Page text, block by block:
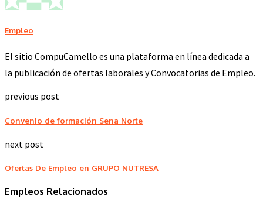
Empleo
El sitio CompuCamello es una plataforma en línea dedicada a
la publicación de ofertas laborales y Convocatorias de Empleo.
previous post
Convenio de formación Sena Norte
next post
Ofertas De Empleo en GRUPO NUTRESA
Empleos Relacionados